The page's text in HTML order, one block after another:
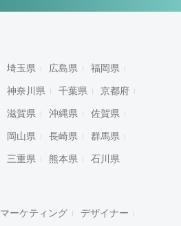
埼玉県 広島県 福岡県
神奈川県 千葉県 京都府
滋賀県 沖縄県 佐賀県
岡山県 長崎県 群馬県
三重県 熊本県 石川県
マーケティング デザイナー